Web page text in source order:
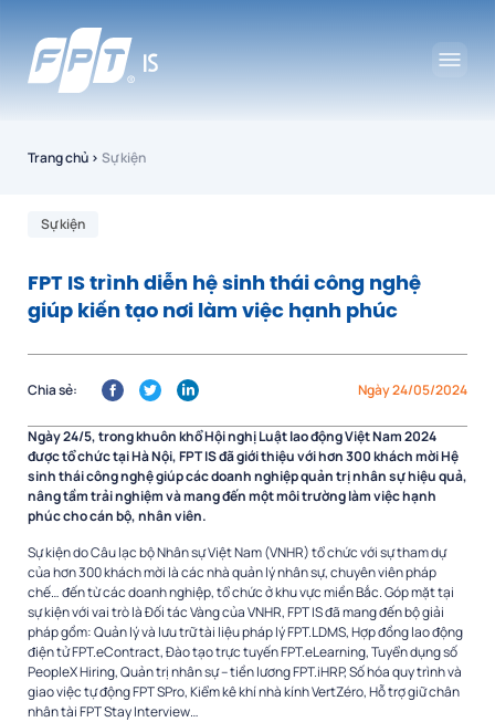
Trang chủ › Sự kiện
Sự kiện
FPT IS trình diễn hệ sinh thái công nghệ
giúp kiến tạo nơi làm việc hạnh phúc
Ngày 24/05/2024
Chia sẻ:
Ngày 24/5, trong khuôn khổ Hội nghị Luật lao động Việt Nam 2024
được tổ chức tại Hà Nội, FPT IS đã giới thiệu với hơn 300 khách mời Hệ
sinh thái công nghệ giúp các doanh nghiệp quản trị nhân sự hiệu quả,
nâng tầm trải nghiệm và mang đến một môi trường làm việc hạnh
phúc cho cán bộ, nhân viên.
Sự kiện do Câu lạc bộ Nhân sự Việt Nam (VNHR) tổ chức với sự tham dự
của hơn 300 khách mời là các nhà quản lý nhân sự, chuyên viên pháp
chế… đến từ các doanh nghiệp, tổ chức ở khu vực miền Bắc. Góp mặt tại
sự kiện với vai trò là Đối tác Vàng của VNHR, FPT IS đã mang đến bộ giải
pháp gồm: Quản lý và lưu trữ tài liệu pháp lý FPT.LDMS, Hợp đồng lao động
điện tử FPT.eContract, Đào tạo trực tuyến FPT.eLearning, Tuyển dụng số
PeopleX Hiring, Quản trị nhân sự – tiền lương FPT.iHRP, Số hóa quy trình và
giao việc tự động FPT SPro, Kiểm kê khí nhà kính VertZéro, Hỗ trợ giữ chân
nhân tài FPT Stay Interview…